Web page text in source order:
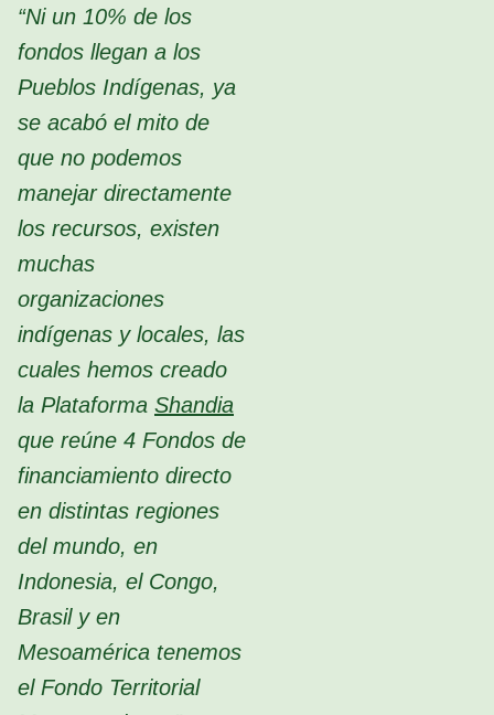
“Ni un 10% de los
fondos llegan a los
Pueblos Indígenas, ya
se acabó el mito de
que no podemos
manejar directamente
los recursos, existen
muchas
organizaciones
indígenas y locales, las
cuales hemos creado
la Plataforma Shandia
que reúne 4 Fondos de
financiamiento directo
en distintas regiones
del mundo, en
Indonesia, el Congo,
Brasil y en
Mesoamérica tenemos
el Fondo Territorial